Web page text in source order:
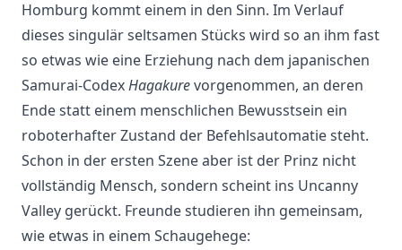
Homburg kommt einem in den Sinn. Im Verlauf
dieses singulär seltsamen Stücks wird so an ihm fast
so etwas wie eine Erziehung nach dem japanischen
Samurai-CodexHagakurevorgenommen, an deren
Ende statt einem menschlichen Bewusstsein ein
roboterhafter Zustand der Befehlsautomatie steht.
Schon in der ersten Szene aber ist der Prinz nicht
vollständig Mensch, sondern scheint ins Uncanny
Valley gerückt. Freunde studieren ihn gemeinsam,
wie etwas in einem Schaugehege: